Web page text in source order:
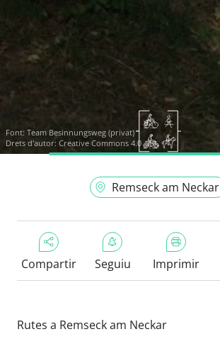
Font: Team Besinnungsweg (privat)
Drets d'autor: Creative Commons 4.0
Remseck am Neckar
Compartir Seguiu Imprimir
Rutes a Remseck am Neckar